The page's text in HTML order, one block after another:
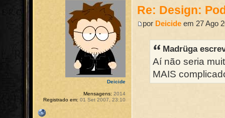
Re: Design:
por Deicide em 27 Ago
Madrüga
Aí não seria
MAIS
Deicide
Mensagens: 2014
Registrado em: 01 Set 2007, 23:10